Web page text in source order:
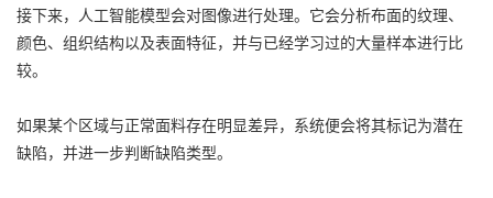
接下来，人工智能模型会对图像进行处理。它会分析布面的纹理、
颜色、组织结构以及表面特征，并与已经学习过的大量样本进行比
较。
如果某个区域与正常面料存在明显差异，系统便会将其标记为潜在
缺陷，并进一步判断缺陷类型。